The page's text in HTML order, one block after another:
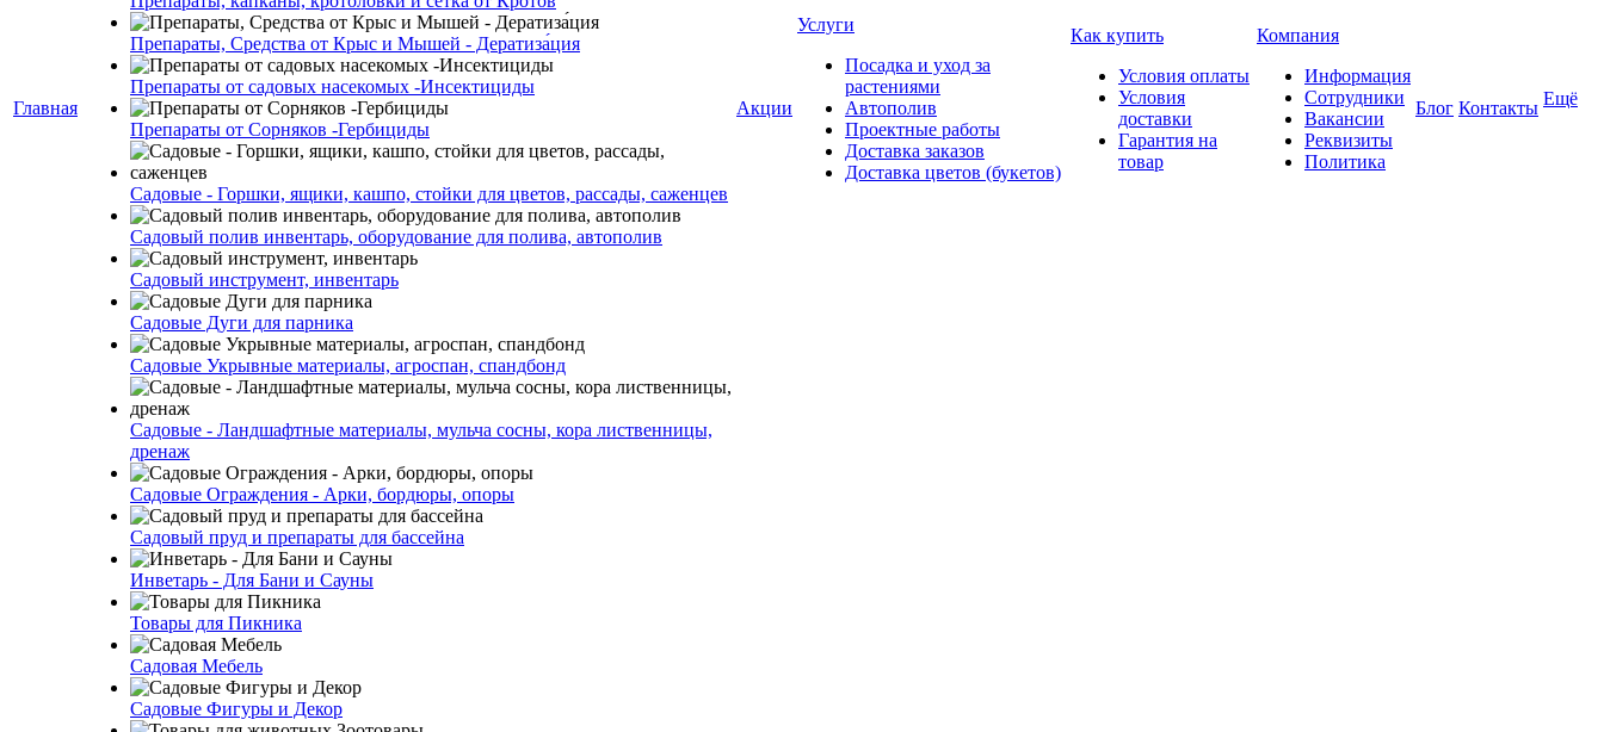
Главная
Препараты, Средства от Крыс и Мышей - Дератиза́ция
Препараты от садовых насекомых -Инсектициды
Препараты от Сорняков -Гербициды
Садовые - Горшки, ящики, кашпо, стойки для цветов, рассады, саженцев
Садовый полив инвентарь, оборудование для полива, автополив
Садовый инструмент, инвентарь
Садовые Дуги для парника
Садовые Укрывные материалы, агроспан, спандбонд
Садовые - Ландшафтные материалы, мульча сосны, кора лиственницы,
дренаж
Садовые Ограждения - Арки, бордюры, опоры
Садовый пруд и препараты для бассейна
Инветарь - Для Бани и Сауны
Товары для Пикника
Садовая Мебель
Садовые Фигуры и Декор
Акции
Услуги
Посадка и уход за
растениями
Автополив
Проектные работы
Доставка заказов
Доставка цветов (букетов)
Как купить
Условия оплаты
Условия
доставки
Гарантия на
товар
Компания
Информация
Сотрудники
Вакансии
Реквизиты
Политика
Блог Контакты Ещё